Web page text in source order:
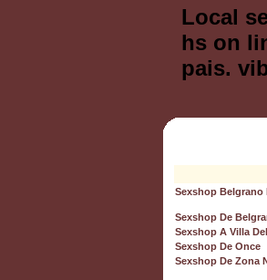
Local
hs on
pais.
Sexshop Belgrano
Sexshop De
Sexshop A Villa
Sexshop De Once
Sexshop De Zona